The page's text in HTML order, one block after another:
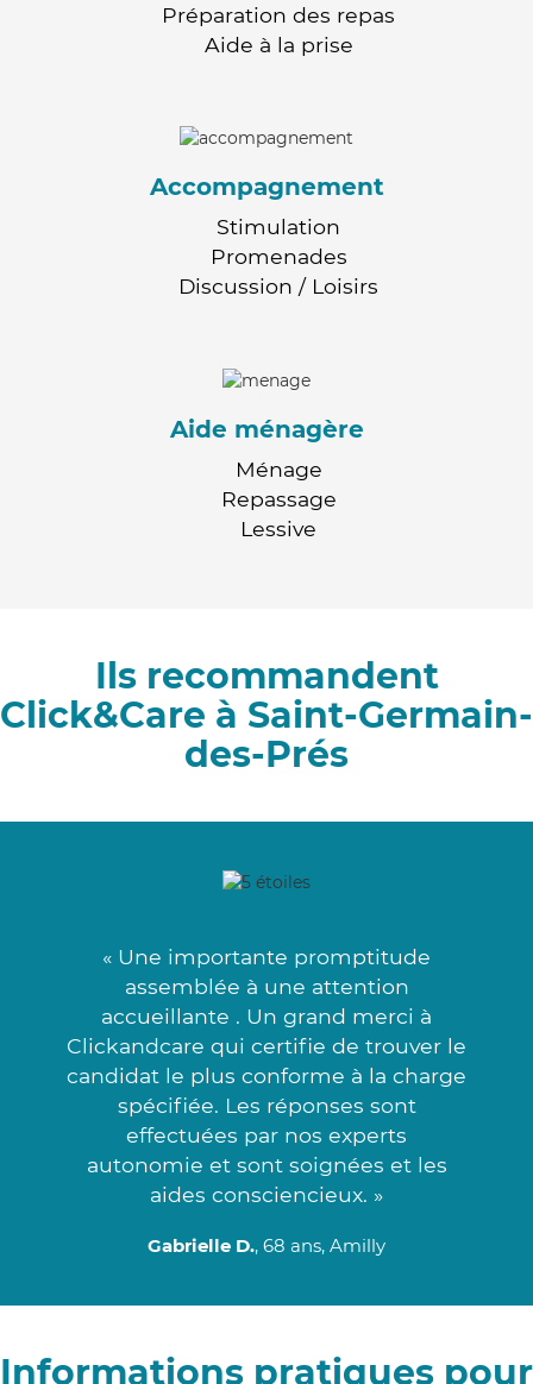
Préparation des repas
Aide à la prise
Accompagnement
Stimulation
Promenades
Discussion / Loisirs
Aide ménagère
Ménage
Repassage
Lessive
Ils recommandent
Click&Care à Saint-Germain-
des-Prés
« Une importante promptitude
assemblée à une attention
accueillante . Un grand merci à
Clickandcare qui certifie de trouver le
candidat le plus conforme à la charge
spécifiée. Les réponses sont
effectuées par nos experts
autonomie et sont soignées et les
aides consciencieux. »
Gabrielle D., 68 ans, Amilly
Informations pratiques pour